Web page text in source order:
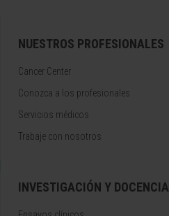
NUESTROS PROFESIONALES
Cancer Center
Conozca a los profesionales
Servicios médicos
Trabaje con nosotros
INVESTIGACIÓN Y DOCENCIA